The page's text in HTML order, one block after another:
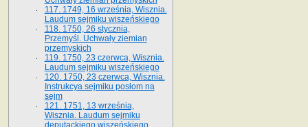
117. 1749, 16 września, Wisznia.
Laudum sejmiku wiszeńskiego
118. 1750, 26 stycznia,
Przemyśl. Uchwały ziemian
przemyskich
119. 1750, 23 czerwca, Wisznia.
Laudum sejmiku wiszeńskiego
120. 1750, 23 czerwca, Wisznia.
Instrukcya sejmiku posłom na
sejm
121. 1751, 13 września,
Wisznia. Laudum sejmiku
deputackiego wiszeńskiego